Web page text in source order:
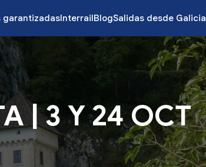
garantizadasInterrailBlogSalidas desde Galicia
| 3 Y 24 OCT